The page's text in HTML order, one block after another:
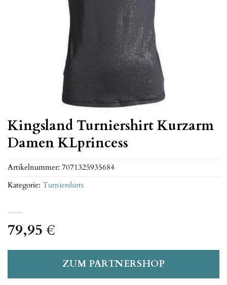
Kingsland Turniershirt Kurzarm
Damen KLprincess
79,95 €
ZUM PARTNERSHOP
Artikelnummer: 7071325935684
Kategorie: Turniershirts